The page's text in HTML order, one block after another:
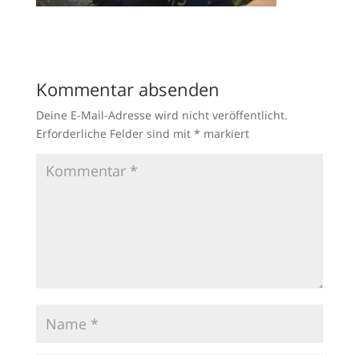
Kommentar absenden
Deine E-Mail-Adresse wird nicht veröffentlicht.
Erforderliche Felder sind mit * markiert